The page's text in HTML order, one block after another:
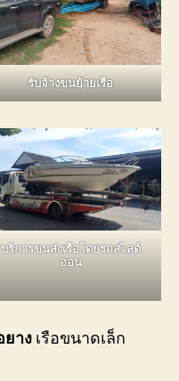
รับจ้างขนย้ายเรือ
บริการขนส่งเรือโดยรถสไลด์
ออน
ยาง เรือขนาดเล็ก